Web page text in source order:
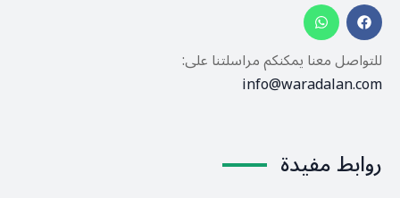
للتواصل معنا يمكنكم مراسلتنا على:
info@waradalan.com
روابط مفيدة